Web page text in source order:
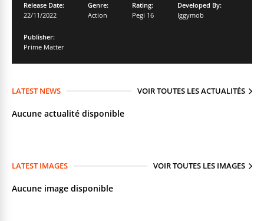
Release Date:
22/11/2022
Genre:
Action
Rating:
Pegi 16
Developed By:
Iggymob
Publisher:
Prime Matter
LATEST NEWS VOIR TOUTES LES ACTUALITÉS
Aucune actualité disponible
LATEST IMAGES VOIR TOUTES LES IMAGES
Aucune image disponible